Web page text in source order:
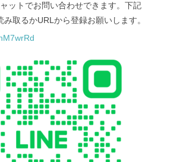
ットでお問い合わせできます。下記
み取るかURLから登録お願いします。